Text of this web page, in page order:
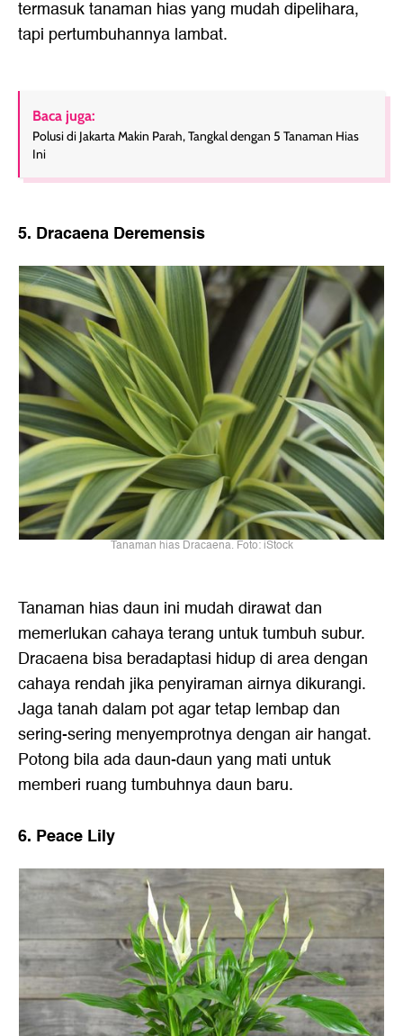
termasuk tanaman hias yang mudah dipelihara,
tapi pertumbuhannya lambat.
Baca juga:
Polusi di Jakarta Makin Parah, Tangkal dengan 5 Tanaman Hias
Ini
5. Dracaena Deremensis
Tanaman hias Dracaena. Foto: iStock
Tanaman hias daun ini mudah dirawat dan
memerlukan cahaya terang untuk tumbuh subur.
Dracaena bisa beradaptasi hidup di area dengan
cahaya rendah jika penyiraman airnya dikurangi.
Jaga tanah dalam pot agar tetap lembap dan
sering-sering menyemprotnya dengan air hangat.
Potong bila ada daun-daun yang mati untuk
memberi ruang tumbuhnya daun baru.
6. Peace Lily